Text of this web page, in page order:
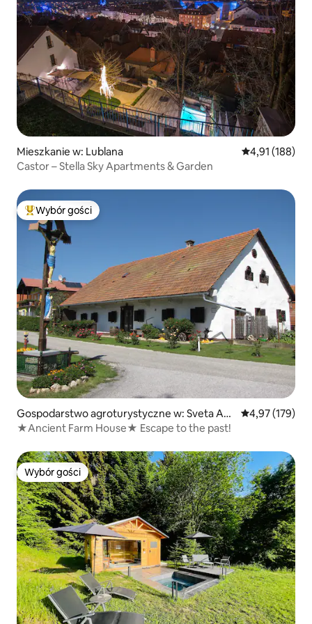
Mieszkanie w: Lublana Średnia
4,91 (188)
Castor – Stella Sky Apartments & Garden
Najpopularniejsze z kategorii Wybór gości
Wybór gości
Gospodarstwo agroturystyczne w: Sveta Ana
v Slovenskih Goricah
Średnia
4,97 (179)
★Ancient Farm House★ Escape to the past!
Wybór gości
Wybór gości